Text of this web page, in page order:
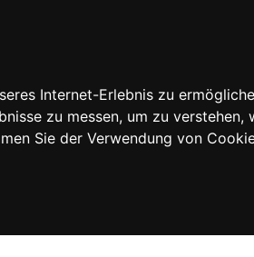
Internet-Erlebnis zu
zu messen, um zu
Sie der Verwendung von